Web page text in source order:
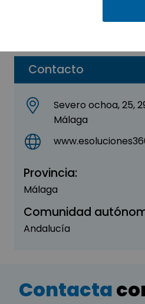
Contacto
Severo ochoa, 25,
Málaga
Provincia:
Málaga
Comunidad
Andalucía
Contacta